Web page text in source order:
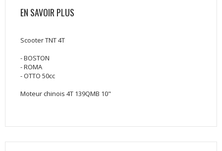
EN SAVOIR PLUS
Scooter TNT 4T
- BOSTON
- ROMA
- OTTO 50cc
Moteur chinois 4T 139QMB 10"